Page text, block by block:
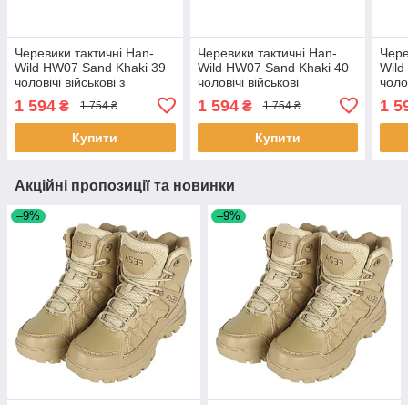
Черевики тактичні Han-
Wild HW07 Sand Khaki 39
чоловічі військові з
протиударним носком 5
шт.
1 594 ₴ 1 754 ₴
Купити
Черевики тактичні Han-
Wild HW07 Sand Khaki 40
чоловічі військові
1 594₴ 1 754 ₴
Купити
Wild
1
Акційні пропозиції та новинки
–9% –9%